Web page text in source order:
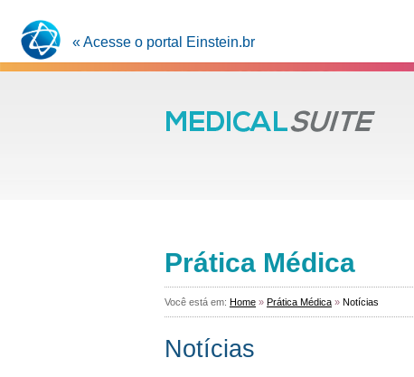
« Acesse o portal Einstein.br
Prática Médica
Você está em: Home » Prática Médica » Notícias
Notícias